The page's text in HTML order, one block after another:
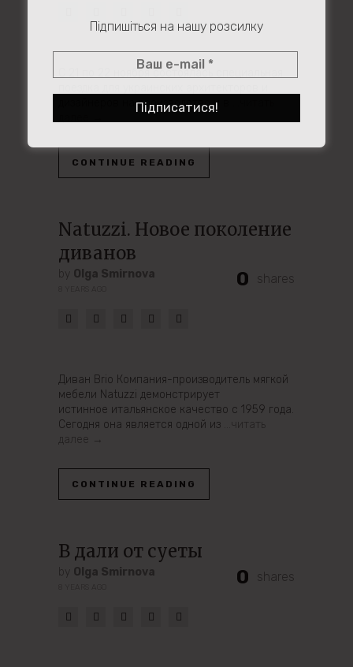
C 21 по 22 ноября состоялась специальная
дизайнеров на производство и в
CONTINUE READING
Natuzzi. Новое поколение
диванов
by Olga Smirnova 0 shares
Диван Brio Компания-производитель мягкой
мебели Natuzzi демонстрирует
истинное итальянское качество с 1959 года.
Сегодня она является одной из …читать
далее →
CONTINUE READING
В дали от суеты
by Olga Smirnova 0 shares
Підпишіться на нашу розсилку